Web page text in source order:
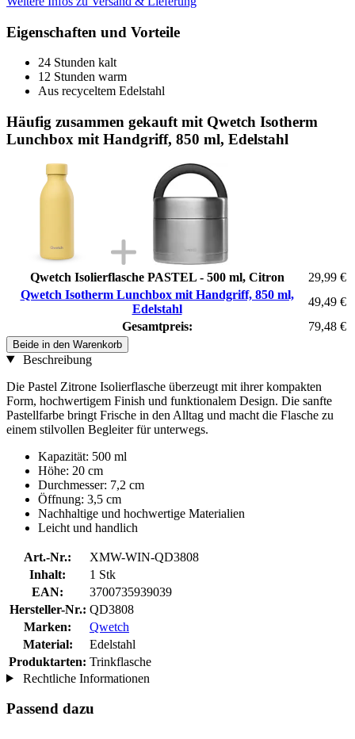
Eigenschaften und Vorteile
24 Stunden kalt
12 Stunden warm
Aus recyceltem Edelstahl
Häufig zusammen gekauft mit Qwetch Isotherm
Lunchbox mit Handgriff, 850 ml, Edelstahl
Qwetch Isolierflasche PASTEL - 500 ml, Citron
29,99 €
Qwetch Isotherm Lunchbox mit Handgriff, 850 ml,
Edelstahl
49,49 €
Gesamtpreis:
79,48 €
Beide in den Warenkorb
Beschreibung
Die Pastel Zitrone Isolierflasche überzeugt mit ihrer kompakten
Form, hochwertigem Finish und funktionalem Design. Die sanfte
Pastellfarbe bringt Frische in den Alltag und macht die Flasche zu
einem stilvollen Begleiter für unterwegs.
Kapazität: 500 ml
Höhe: 20 cm
Durchmesser: 7,2 cm
Öffnung: 3,5 cm
Nachhaltige und hochwertige Materialien
Leicht und handlich
Art.-Nr.:
XMW-WIN-QD3808
Inhalt:
1 Stk
EAN:
3700735939039
Hersteller-Nr.: QD3808
Marken:
Qwetch
Material:
Edelstahl
Produktarten: Trinkflasche
Rechtliche Informationen
Passend dazu